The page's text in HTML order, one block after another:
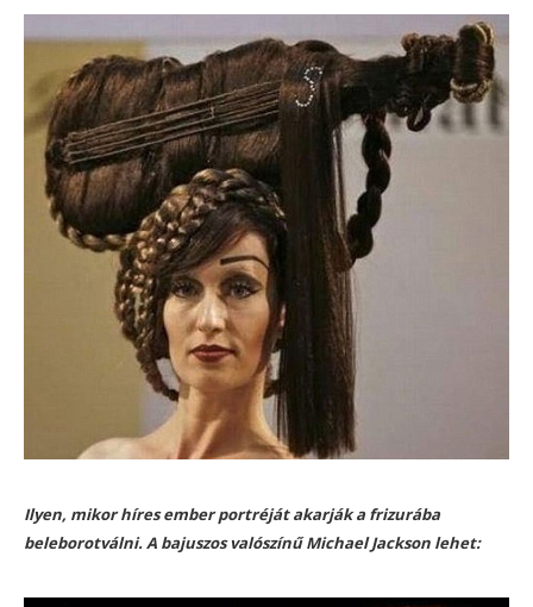
Ilyen, mikor híres ember portréját akarják a frizurába
beleborotválni. A bajuszos valószínű Michael Jackson lehet: